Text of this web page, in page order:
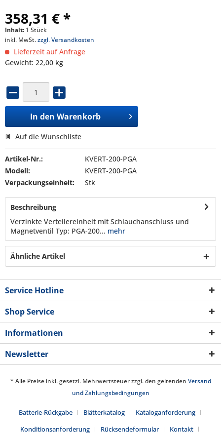
358,31 € *
Inhalt: 1 Stück
inkl. MwSt.zzgl. Versandkosten
Lieferzeit auf Anfrage
Gewicht: 22,00 kg
In den Warenkorb
Auf die Wunschliste
Artikel-Nr.:
KVERT-200-PGA
Modell:
KVERT-200-PGA
Verpackungseinheit:
Stk
Beschreibung
Verzinkte Verteilereinheit mit Schlauchanschluss und
Magnetventil Typ: PGA-200... mehr
Ähnliche Artikel
Service Hotline
Shop Service
Informationen
Newsletter
* Alle Preise inkl. gesetzl. Mehrwertsteuer zzgl. den geltenden Versand
und Zahlungsbedingungen
Batterie-Rückgabe Blätterkatalog
Kataloganforderung
Konditionsanforderung
Rücksendeformular Kontakt